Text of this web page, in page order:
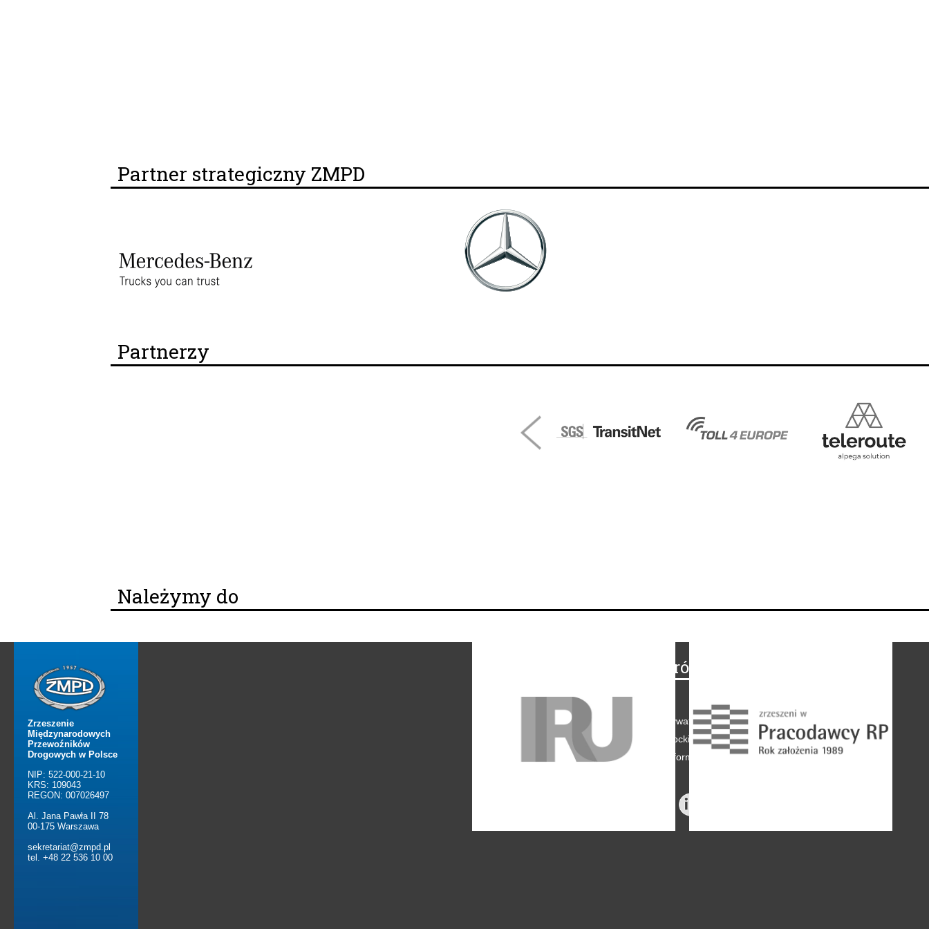
Partner strategiczny ZMPD
Partnerzy
Należymy do
Zrzeszenie
Międzynarodowych
Przewoźników
Drogowych w Polsce
NIP: 522-000-21-10
KRS: 109043
REGON: 007026497
Al. Jana Pawła II 78
00-175 Warszawa
sekretariat@zmpd.pl
tel. +48 22 536 10 00
Na skróty
Polityka prywatności
Polityka coockies
-Klauzule informacyjne